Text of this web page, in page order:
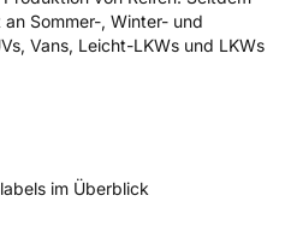
(GPSR)
Rubber Company España,
del Valle Madrid,
Sommer-, Winter- und
Vans, Leicht-LKWs und LKWs
im Überblick